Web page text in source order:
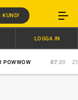
KUND!
07:20
LOGGA IN